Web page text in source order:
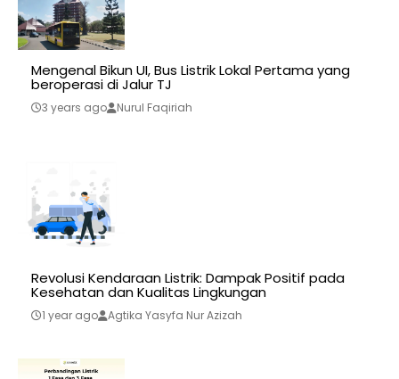
Mengenal Bikun UI, Bus Listrik Lokal Pertama yang
beroperasi di Jalur TJ
3 years ago Nurul Faqiriah
Revolusi Kendaraan Listrik: Dampak Positif pada
Kesehatan dan Kualitas Lingkungan
1 year ago Agtika Yasyfa Nur Azizah